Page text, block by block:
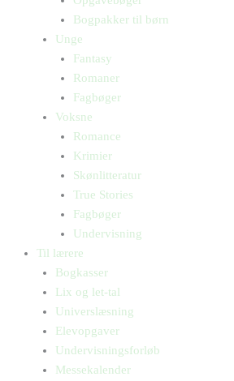
Bogpakker til børn
Unge
Fantasy
Romaner
Fagbøger
Voksne
Romance
Krimier
Skønlitteratur
True Stories
Fagbøger
Undervisning
Til lærere
Bogkasser
Lix og let-tal
Universlæsning
Elevopgaver
Undervisningsforløb
Messekalender